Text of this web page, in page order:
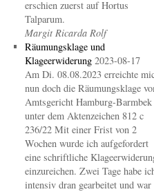
erschien zuerst auf Hortus
Talparum.
Margit Ricarda Rolf
Räumungsklage und
Klageerwiderung 2023-08-17
Am Di. 08.08.2023 erreichte
nun doch die Räumungsklage
Amtsgericht Hamburg-Barmbek
unter dem Aktenzeichen 812 c
236/22 Mit einer Frist von 2
Wochen wurde ich aufgefordert
eine schriftliche
einzureichen. Zwei Tage habe
intensiv dran gearbeitet und